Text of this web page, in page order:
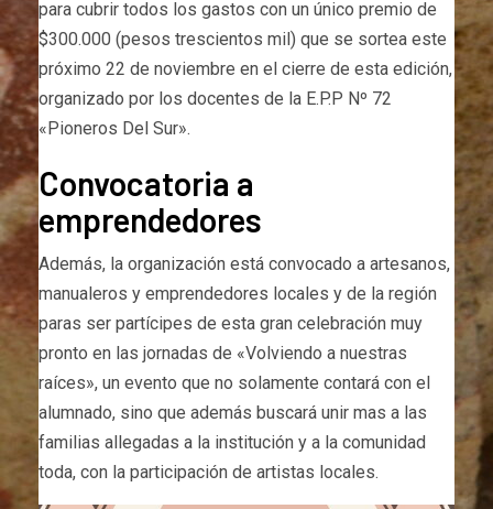
para cubrir todos los gastos con un único premio de
$300.000 (pesos trescientos mil) que se sortea este
próximo 22 de noviembre en el cierre de esta edición,
organizado por los docentes de la E.P.P Nº 72
«Pioneros Del Sur».
Convocatoria a
emprendedores
Además, la organización está convocado a artesanos,
manualeros y emprendedores locales y de la región
paras ser partícipes de esta gran celebración muy
pronto en las jornadas de «Volviendo a nuestras
raíces», un evento que no solamente contará con el
alumnado, sino que además buscará unir mas a las
familias allegadas a la institución y a la comunidad
toda, con la participación de artistas locales.